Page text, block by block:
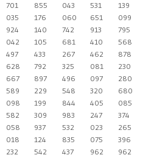
701 855 043 531
139
035 176 060 651
099
924 140 742 913
795
042 105 681 410
568
497 433 267 462
878
628 792 325 081
230
667 897 496 097
280
589 229 548 320
680
098 199 844 405
085
582 309 983 247
374
058 937 532 023
265
018 124 835 075
396
232 542 437 962 962